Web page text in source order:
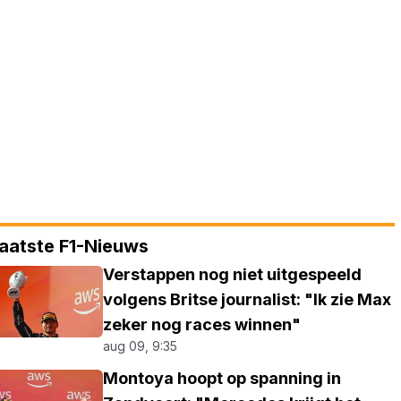
F1-Nieuws
Verstappen nog niet uitgespeeld
volgens Britse journalist: "Ik zie Max
zeker nog races winnen"
aug 09, 9:35
Montoya hoopt op spanning in